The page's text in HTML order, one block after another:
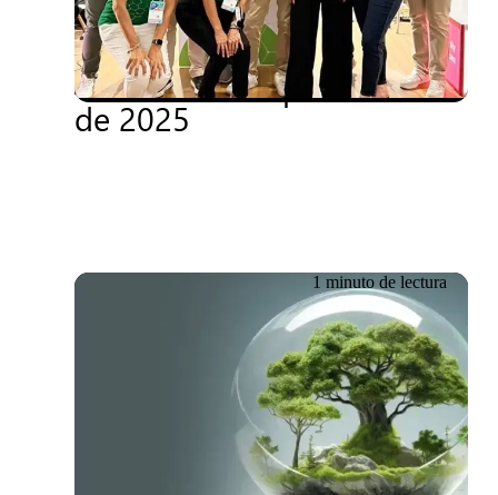
Getronics se fija como
objetivo un crecimiento del
40 % en Brasil para finales
de 2025
1 minuto de lectura
Getronics obtiene la